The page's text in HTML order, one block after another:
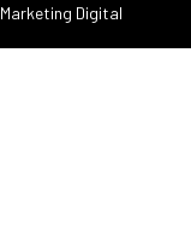
Digital